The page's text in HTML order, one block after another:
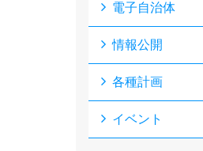
電子自治体
情報公開
各種計画
イベント